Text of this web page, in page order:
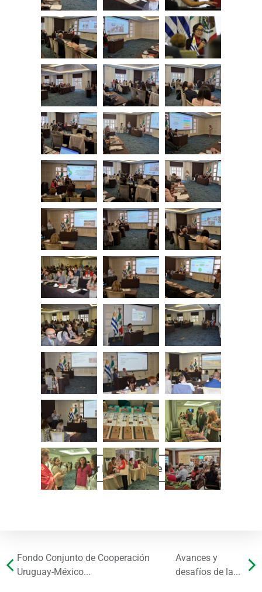
Descargar Imágenes de la Galería
Fondo Conjunto de Cooperación
Uruguay-México...
Avances y
desafíos de la...